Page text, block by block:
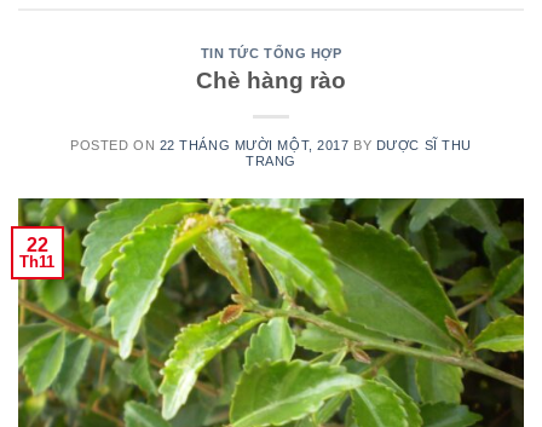
TIN TỨC TỔNG HỢP
Chè hàng rào
POSTED ON 22 THÁNG MƯỜI MỘT, 2017 BY DƯỢC SĨ THU
TRANG
22
Th11